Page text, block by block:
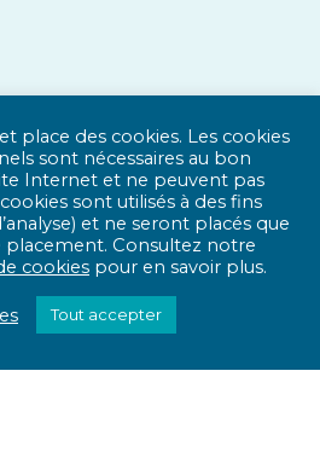
place des cookies. Les cookies
sont nécessaires au bon
Internet et ne peuvent pas
sont utilisés à des fins
et ne seront placés que
placement. Consultez notre
cookies pour en savoir plus.
Tout accepter